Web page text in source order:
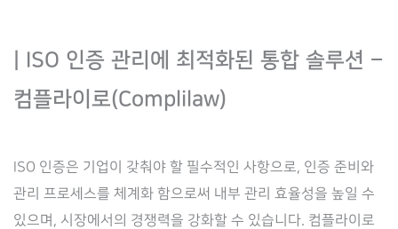
| ISO 인증 관리에 최적화된 통합 솔루션 –
컴플라이로(Complilaw)
ISO 인증은 기업이 갖춰야 할 필수적인 사항으로, 인증 준비와
관리 프로세스를 체계화 함으로써 내부 관리 효율성을 높일 수
있으며, 시장에서의 경쟁력을 강화할 수 있습니다. 컴플라이로